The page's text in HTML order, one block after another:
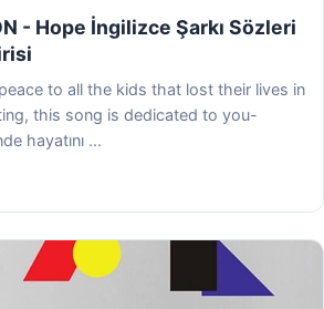
- Hope İngilizce Şarkı Sözleri
to all the kids that lost their lives in
this song is dedicated to you-
hayatını ...